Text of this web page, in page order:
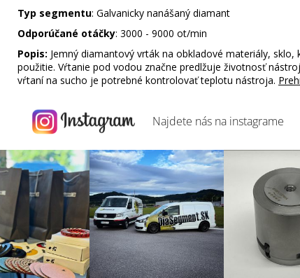
Typ segmentu: Galvanicky nanášaný diamant
Odporúčané otáčky: 3000 - 9000 ot/min
Popis: Jemný diamantový vrták na obkladové materiály,
použitie. Vŕtanie pod vodou značne predlžuje životnosť
vŕtaní na sucho je potrebné kontrolovať teplotu nástroja.
Najdete nás na instagrame